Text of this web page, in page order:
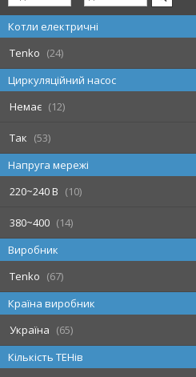
Котли електричні
Tenko
24
Циркуляційний насос
Немає
12
Так
53
Напруга мережі
220~240 В
10
380~400
14
Виробник
Tenko
67
Країна виробник
Україна
65
Кількість ТЕНів